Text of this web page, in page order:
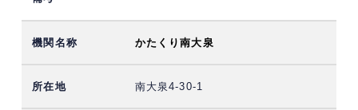
かたくり南大泉
南大泉4-30-1